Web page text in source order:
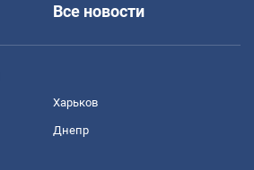
Все новости
Харьков
Днепр